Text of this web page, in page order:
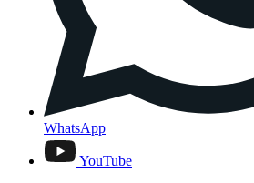
WhatsApp
YouTube